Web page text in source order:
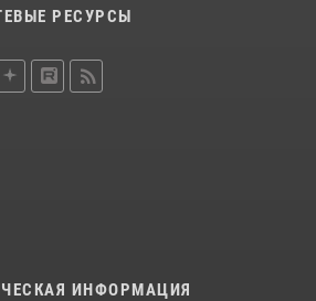
РЕСУРСЫ
ИНФОРМАЦИЯ